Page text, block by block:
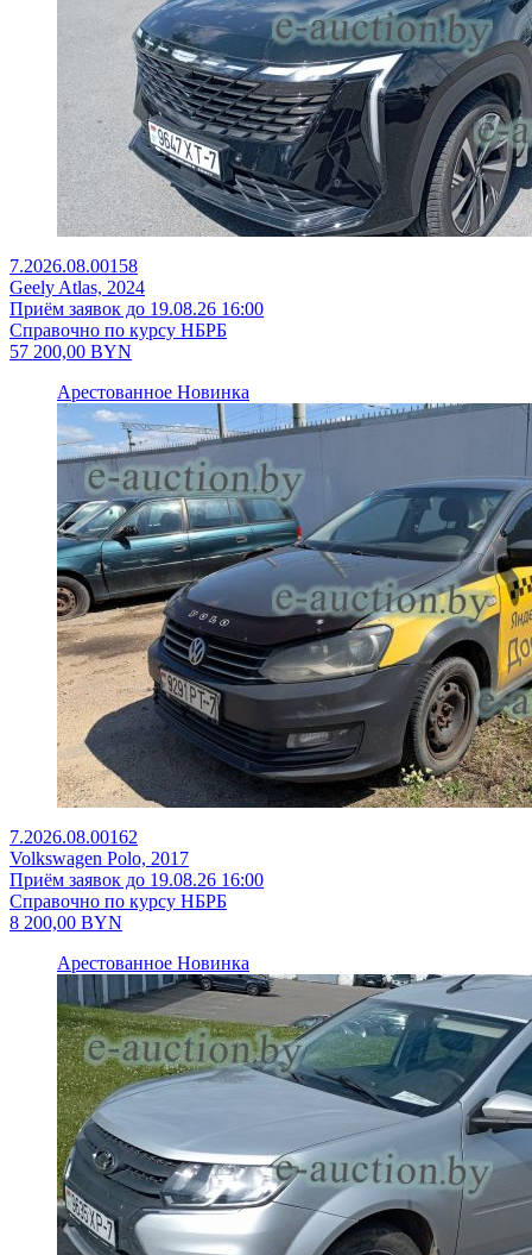
7.2026.08.00158
Geely Atlas, 2024
Приём заявок до 19.08.26 16:00
Справочно по курсу НБРБ
57 200,00 BYN
Арестованное Новинка
7.2026.08.00162
Volkswagen Polo, 2017
Приём заявок до 19.08.26 16:00
Справочно по курсу НБРБ
8 200,00 BYN
Арестованное Новинка